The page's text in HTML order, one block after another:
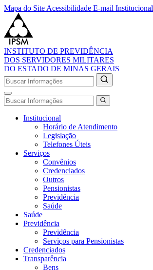
Mapa do Site Acessibilidade E-mail Institucional
INSTITUTO DE PREVIDÊNCIA
DOS SERVIDORES MILITARES
DO ESTADO DE MINAS GERAIS
Institucional
Horário de Atendimento
Legislação
Telefones Úteis
Serviços
Convênios
Credenciados
Outros
Pensionistas
Previdência
Saúde
Saúde
Previdência
Previdência
Serviços para Pensionistas
Credenciados
Transparência
Bens